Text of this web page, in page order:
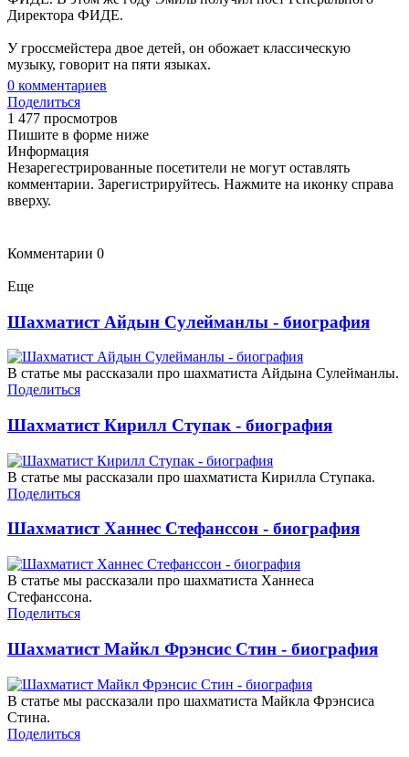
Директора ФИДЕ.
У гроссмейстера двое детей, он обожает классическую
музыку, говорит на пяти языках.
0 комментариев
Поделиться
1 477 просмотров
Пишите в форме ниже
Информация
Незарегестрированные посетители не могут оставлять
комментарии. Зарегистрируйтесь. Нажмите на иконку справа
вверху.
Комментарии 0
Еще
Шахматист Айдын Сулейманлы - биография
В статье мы рассказали про шахматиста Айдына Сулейманлы.
Поделиться
Шахматист Кирилл Ступак - биография
В статье мы рассказали про шахматиста Кирилла Ступака.
Поделиться
Шахматист Ханнес Стефанссон - биография
В статье мы рассказали про шахматиста Ханнеса
Стефанссона.
Поделиться
Шахматист Майкл Фрэнсис Стин - биография
В статье мы рассказали про шахматиста Майкла Фрэнсиса
Стина.
Поделиться